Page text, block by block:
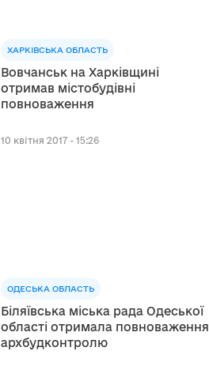
ХАРКІВСЬКА ОБЛАСТЬ
Вовчанськ на Харківщині
отримав містобудівні
повноваження
10 квітня 2017 - 15:26
ОДЕСЬКА ОБЛАСТЬ
Біляївська міська рада Одеської
області отримала повноваження
архбудконтролю